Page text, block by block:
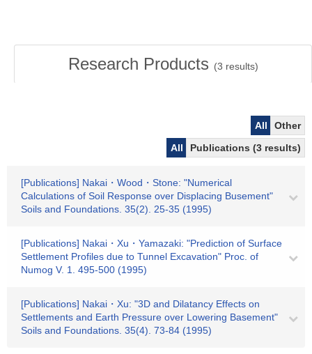
Research Products (3 results)
All
Other
All
Publications (3 results)
[Publications] Nakai・Wood・Stone: "Numerical
Calculations of Soil Response over Displacing Busement"
Soils and Foundations. 35(2). 25-35 (1995)
[Publications] Nakai・Xu・Yamazaki: "Prediction of Surface
Settlement Profiles due to Tunnel Excavation" Proc. of
Numog V. 1. 495-500 (1995)
[Publications] Nakai・Xu: "3D and Dilatancy Effects on
Settlements and Earth Pressure over Lowering Basement"
Soils and Foundations. 35(4). 73-84 (1995)